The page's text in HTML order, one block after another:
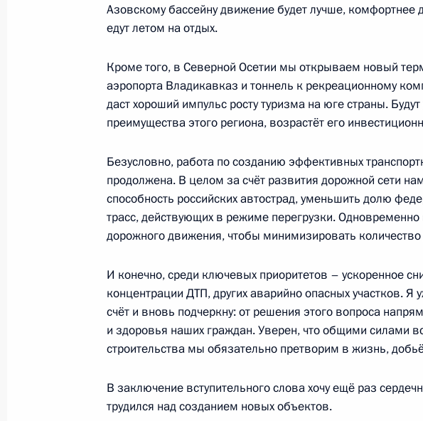
22 ноября 2022 года, вторник
Церемония спуска на воду ледокола «Якутия» и
государственного флага на ледоколе «Урал»
22 ноября 2022 года, 14:00 Московская область, Ново-Огарёво
10 ноября 2022 года, четверг
Поздравление с Днём сотрудника органов внутренних
10 ноября 2022 года, 00:00
9 ноября 2022 года, среда
Торжественный вечер по случаю 75-летия
биологического агентства
Азовскому бассейну движение будет лучше,
едут летом на отдых.
Кроме того, в Северной Осетии мы открываем новый
аэропорта Владикавказ и тоннель к рекреационному
даст хороший импульс росту туризма на юге страны.
преимущества этого региона, возрастёт его
Безусловно, работа по созданию эффективных
продолжена. В целом за счёт развития дорожной сети
способность российских автострад, уменьшить долю
трасс, действующих в режиме перегрузки.
дорожного движения, чтобы минимизировать количество
И конечно, среди ключевых приоритетов – ускоренное
концентрации ДТП, других аварийно опасных участков. Я
счёт и вновь подчеркну: от решения этого вопроса
и здоровья наших граждан. Уверен, что общими силами
строительства мы обязательно претворим в жизнь,
В заключение вступительного слова хочу ещё раз
трудился над созданием новых объектов.